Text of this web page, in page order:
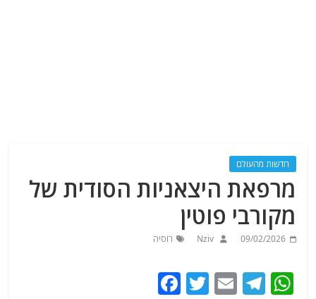
חדשות מהעולם
מרפאת היצאניות הסודית של
מקורבי פוטין
09/02/2026
Nziv רוסיה
W
T
E
T